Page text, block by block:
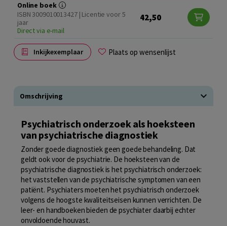
Online boek
ISBN 3009010013427 | Licentie voor 5
jaar
Direct via e-mail
42,50
Inkijkexemplaar Plaats op wensenlijst
Omschrijving
Psychiatrisch onderzoek als hoeksteen
van psychiatrische diagnostiek
Zonder goede diagnostiek geen goede behandeling. Dat
geldt ook voor de psychiatrie. De hoeksteen van de
psychiatrische diagnostiek is het psychiatrisch onderzoek:
het vaststellen van de psychiatrische symptomen van een
patiënt. Psychiaters moeten het psychiatrisch onderzoek
volgens de hoogste kwaliteitseisen kunnen verrichten. De
leer- en handboeken bieden de psychiater daarbij echter
onvoldoende houvast.